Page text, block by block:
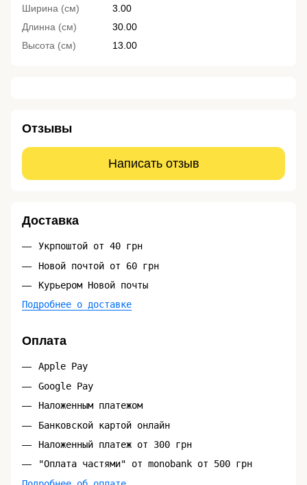
Ширина (см)
3.00
Длинна (см)
30.00
Высота (см)
13.00
Отзывы
Написать отзыв
Доставка
Укрпоштой от 40 грн
Новой почтой от 60 грн
Курьером Новой почты
Подробнее о доставке
Оплата
Apple Pay
Google Pay
Наложенным платежом
Банковской картой онлайн
Наложенный платеж от 300 грн
"Оплата частями" от monobank от 500 грн